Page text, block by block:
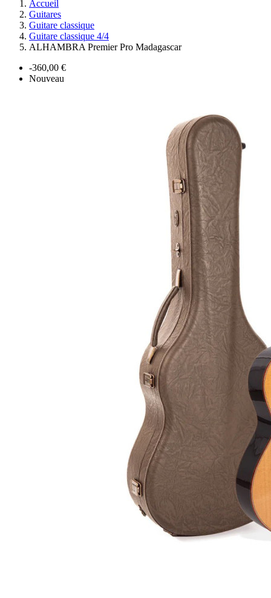
Accueil
Guitares
Guitare classique
Guitare classique 4/4
ALHAMBRA Premier Pro Madagascar
-360,00 €
Nouveau